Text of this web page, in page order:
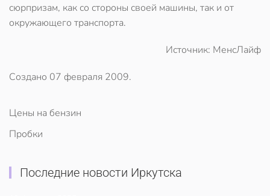
сюрпризам, как со стороны своей машины, так и от
окружающего транспорта.
Источник: МенсЛайф
Создано 07 февраля 2009.
Цены на бензин
Пробки
Последние новости Иркутска